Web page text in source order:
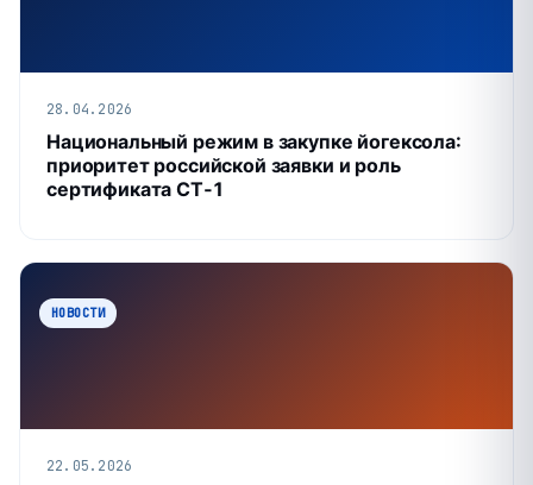
28.04.2026
Национальный режим в закупке йогексола:
приоритет российской заявки и роль
сертификата СТ‑1
НОВОСТИ
22.05.2026